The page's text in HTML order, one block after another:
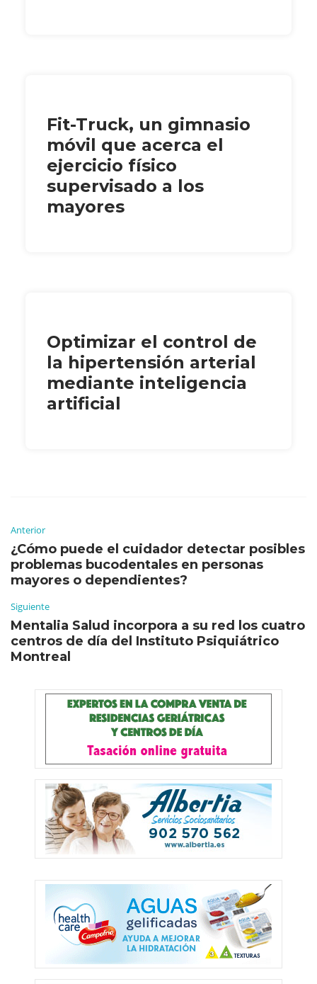
Fit-Truck, un gimnasio
móvil que acerca el
ejercicio físico
supervisado a los
mayores
Optimizar el control de
la hipertensión arterial
mediante inteligencia
artificial
Anterior
¿Cómo puede el cuidador detectar posibles
problemas bucodentales en personas
mayores o dependientes?
Siguiente
Mentalia Salud incorpora a su red los cuatro
centros de día del Instituto Psiquiátrico
Montreal